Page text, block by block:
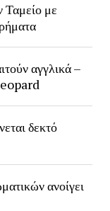
Ταμείο με
αγγλικά –
δεκτό
ανοίγει